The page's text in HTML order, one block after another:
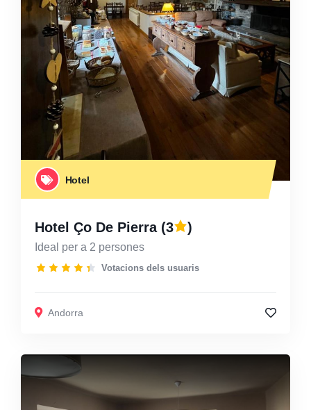
Hotel
Hotel Ço De Pierra(3 )
Ideal per a 2 persones
Votacions dels usuaris
Andorra